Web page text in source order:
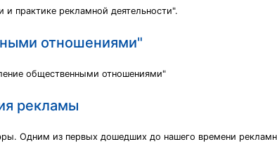
практике рекламной деятельности".
отношениями"
общественными отношениями"
рекламы
Одним из первых дошедших до нашего времени